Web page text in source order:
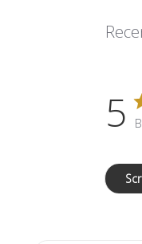
5